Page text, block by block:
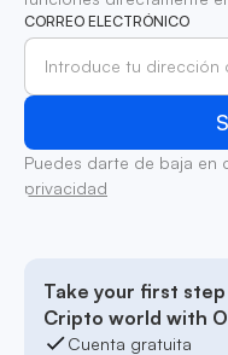
CORREO ELECTRÓNICO
Puedes darte de baja en
privacidad
Take your first
Cripto world with
Cuenta gratuita